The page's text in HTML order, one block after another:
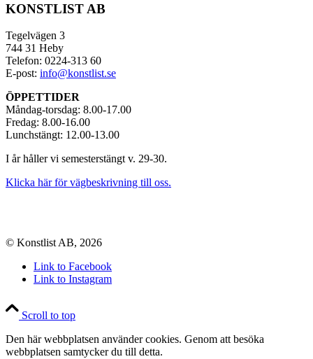
KONSTLIST AB
Tegelvägen 3
744 31 Heby
Telefon: 0224-313 60
E-post: info@konstlist.se
ÖPPETTIDER
Måndag-torsdag: 8.00-17.00
Fredag: 8.00-16.00
Lunchstängt: 12.00-13.00
I år håller vi semesterstängt v. 29-30.
Klicka här för vägbeskrivning till oss.
© Konstlist AB, 2026
Link to Facebook
Link to Instagram
Scroll to top
Den här webbplatsen använder cookies. Genom att besöka
webbplatsen samtycker du till detta.